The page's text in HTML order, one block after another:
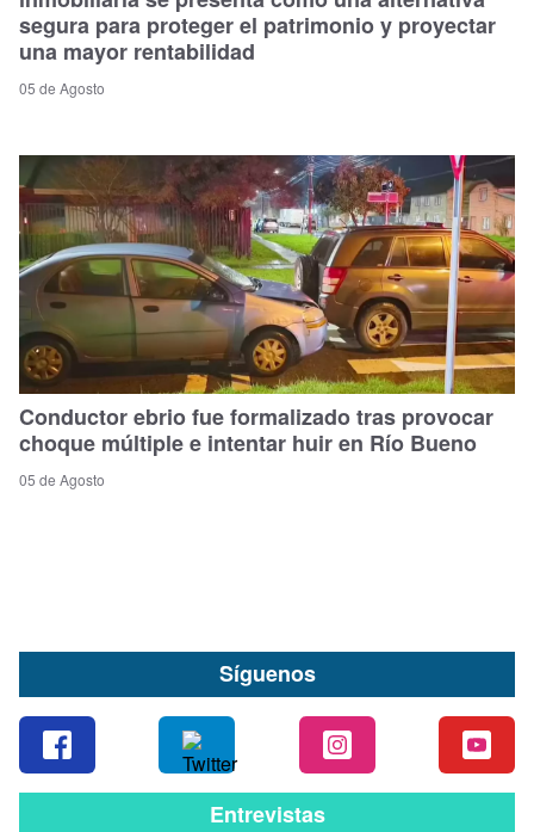
segura para proteger el patrimonio y proyectar
una mayor rentabilidad
05 de Agosto
Conductor ebrio fue formalizado tras provocar
choque múltiple e intentar huir en Río Bueno
05 de Agosto
Síguenos
Entrevistas